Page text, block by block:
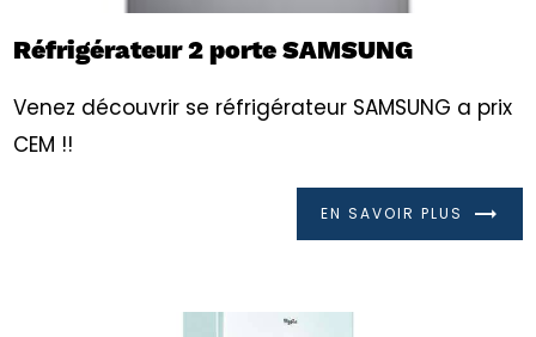
Réfrigérateur 2 porte SAMSUNG
Venez découvrir se réfrigérateur SAMSUNG a prix
CEM !!
EN SAVOIR PLUS